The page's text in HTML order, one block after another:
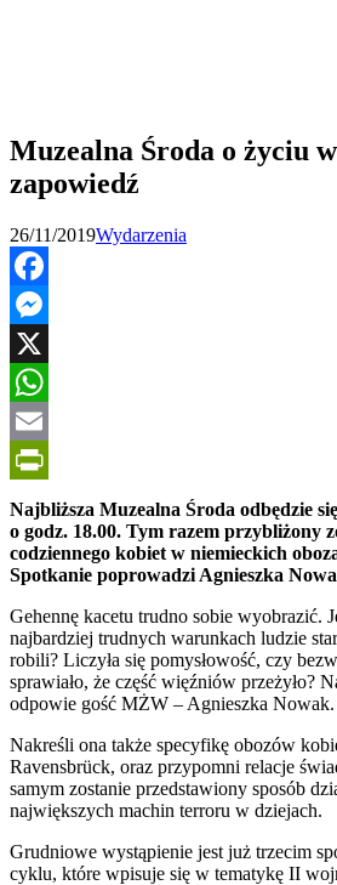
Muzealna Środa o życiu
zapowiedź
26/11/2019Wydarzenia
Facebook
Messenger
X
WhatsApp
Email
PrintFriendly
Najbliższa Muzealna Środa odbędzie
o godz. 18.00. Tym razem przybliżony
codziennego kobiet w niemieckich
Spotkanie poprowadzi Agnieszka
Gehennę kacetu trudno sobie wyobrazić.
najbardziej trudnych warunkach ludzie
robili? Liczyła się pomysłowość, czy
sprawiało, że część więźniów przeżyło?
odpowie gość MŻW – Agnieszka Nowak.
Nakreśli ona także specyfikę obozów
Ravensbrück, oraz przypomni relacje
samym zostanie przedstawiony sposób
największych machin terroru w dziejach.
Grudniowe wystąpienie jest już trzecim
cyklu, które wpisuje się w tematykę II